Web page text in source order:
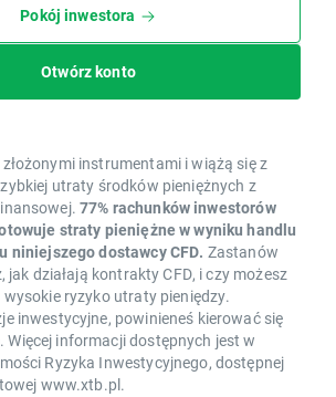
Pokój inwestora
Otwórz konto
instrumentami i wiążą się z
utraty środków pieniężnych z
77% rachunków inwestorów
straty pieniężne w wyniku handlu
niniejszego dostawcy CFD. Zastanów
jak działają kontrakty CFD, i czy możesz
ryzyko utraty pieniędzy.
inwestycyjne, powinieneś kierować się
Więcej informacji dostępnych jest w
Ryzyka Inwestycyjnego, dostępnej
www.xtb.pl.